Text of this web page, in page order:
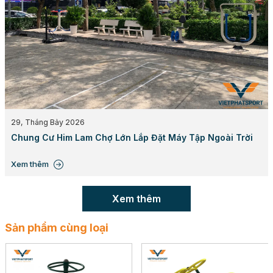
cao cấp.
Khối lượng ước tính:63 kg.
Tải trọng tối đa cho phép:(Thông tin này cần
được bổ sung).
Diện tích phù hợp:2m x 3m.
DxRxC:227 x 104 x 136cm.
29, Tháng Bảy 2026
Chung Cư Him Lam Chợ Lớn Lắp Đặt Máy Tập Ngoài Trời
Xem thêm
Xem thêm
Sản phẩm cùng loại